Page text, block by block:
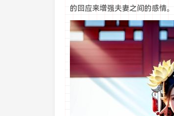
的回应来增强夫妻之间的感情。